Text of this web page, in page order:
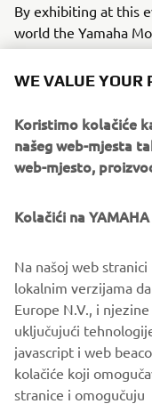
By exhibiting at this
world the Yamaha
work to achieve
＊The show is
events in the
information related
world. The event is
Reference: PGA
-https://
WE VALUE YOUR
Koristimo kolačiće
našeg web-mjesta
web-mjesto,
Kolačići na
Na našoj web
lokalnim verzijama
Europe N.V., i
uključujući
javascript i web
kolačiće koji
stranice i